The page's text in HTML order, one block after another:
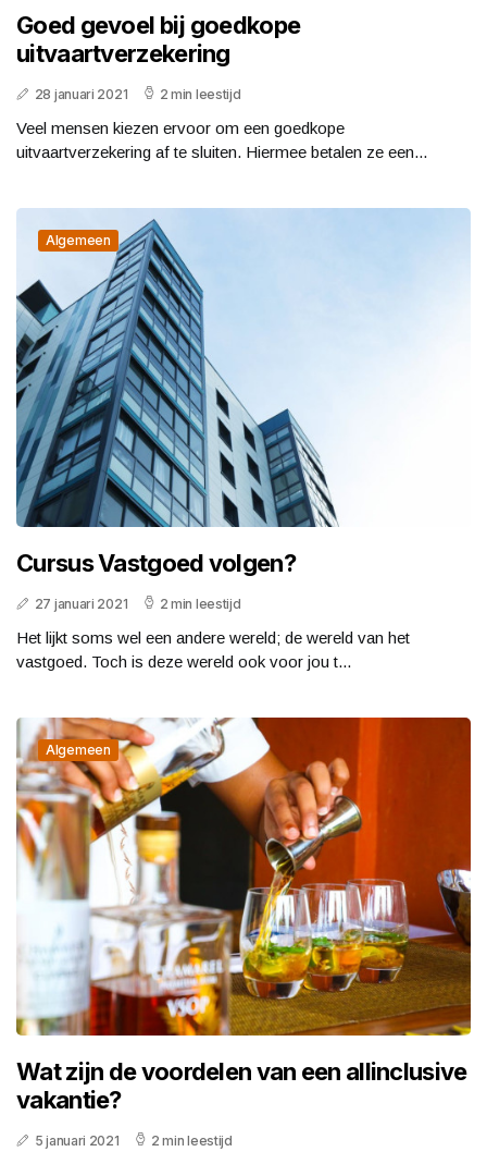
Goed gevoel bij goedkope
uitvaartverzekering
28 januari 2021 2 min leestijd
Veel mensen kiezen ervoor om een goedkope
uitvaartverzekering af te sluiten. Hiermee betalen ze een...
Algemeen
Cursus Vastgoed volgen?
27 januari 2021 2 min leestijd
Het lijkt soms wel een andere wereld; de wereld van het
vastgoed. Toch is deze wereld ook voor jou t...
Algemeen
Wat zijn de voordelen van een allinclusive
vakantie?
5 januari 2021 2 min leestijd